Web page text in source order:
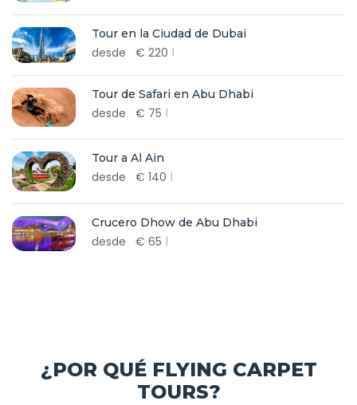
Tour en la Ciudad de Dubai
desde € 220
Tour de Safari en Abu Dhabi
desde € 75
Tour a Al Ain
desde € 140
Crucero Dhow de Abu Dhabi
desde € 65
¿POR QUÉ FLYING CARPET
TOURS?